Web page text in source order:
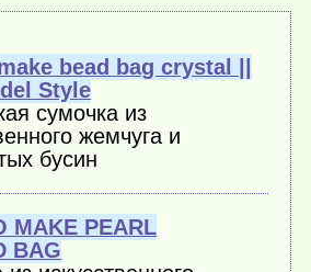
bead bag crystal ||
Style
сумочка из
жемчуга и
бусин
MAKE PEARL
BAG